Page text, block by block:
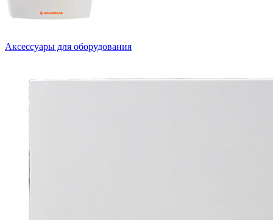
Аксессуары для оборудования